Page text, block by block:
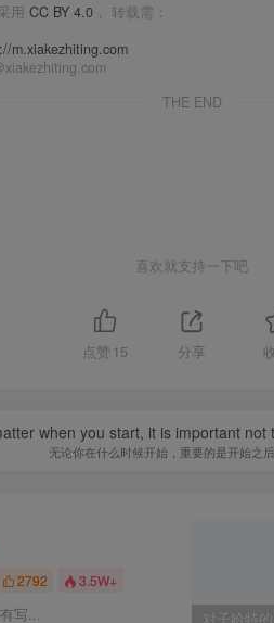
用 CC BY 4.0 ， 转载需：
m.xiakezhiting.com
THE END
喜欢就支持一下吧
点赞 15 分享
when you start, it is important not
无论你在什么时候开始，重要的是开始之
2792 3.5W+
写...